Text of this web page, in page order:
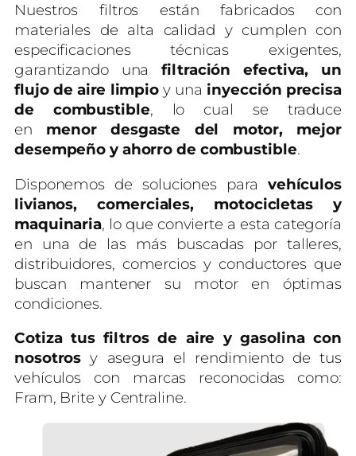
Nuestros filtros están fabricados con
materiales de alta calidad y cumplen con
especificaciones técnicas exigentes,
garantizando unafiltración efectiva, un
flujo de aire limpio y una inyección precisa
de combustible, lo cual se traduce
en menor desgaste del motor, mejor
desempeño y ahorro de combustible.
Disponemos de soluciones para vehículos
livianos, comerciales, motocicletas y
maquinaria, lo que convierte a esta categoría
en una de las más buscadas por talleres,
distribuidores, comercios y conductores que
buscan mantener su motor en óptimas
condiciones.
Cotiza tus filtros de aire y gasolina con
nosotros y asegura el rendimiento de tus
vehículos con marcas reconocidas como:
Fram, Brite y Centraline.